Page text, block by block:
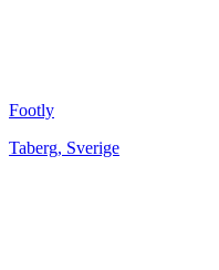
Footly
Taberg, Sverige